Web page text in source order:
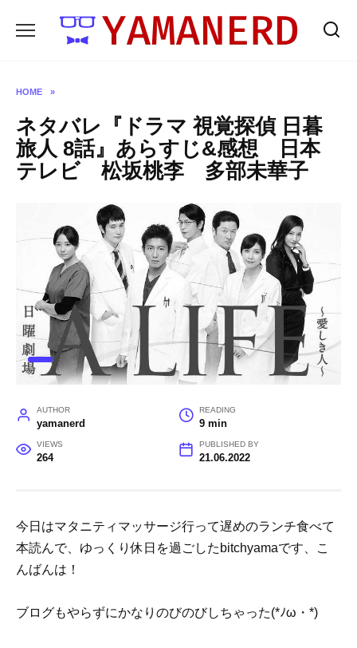
HOME »
ネタバレ『ドラマ 視覚探偵 日暮
旅人 8話』あらすじ&感想 日本
テレビ 松坂桃李 多部未華子
AUTHOR
yamanerd
READING
9 min
VIEWS
264
PUBLISHED BY
21.06.2022
今日はマタニティマッサージ行って遅めのランチ食べて
本読んで、ゆっくり休日を過ごしたbitchyamaです、こ
んばんは！
ブログもやらずにかなりのびのびしちゃった(*ﾉω・*)